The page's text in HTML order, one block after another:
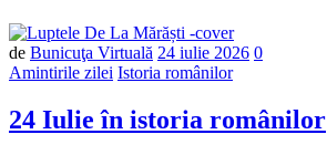
de Bunicuţa Virtuală 24 iulie 2026 Număr
0
Amintirile zilei Istoria românilor
24 Iulie în istoria românilor